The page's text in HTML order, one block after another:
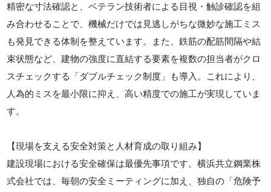
精密な寸法確認と、ベテラン技術者による目視・触診確認を組
み合わせることで、機械だけでは見逃しがちな微妙な施工ミス
も発見できる体制を整えています。また、鉄筋の配筋間隔や結
束状態など、建物の強度に直結する要素を複数の担当者がクロ
スチェックする「ダブルチェック制度」も導入。これにより、
人為的ミスを最小限に抑え、高い精度での施工が実現していま
す。
【現場を支える安全対策と人材育成の取り組み】
建設現場における安全確保は最優先事項です。横浜共立鋼業株
式会社では、毎朝の安全ミーティングに加え、独自の「危険予